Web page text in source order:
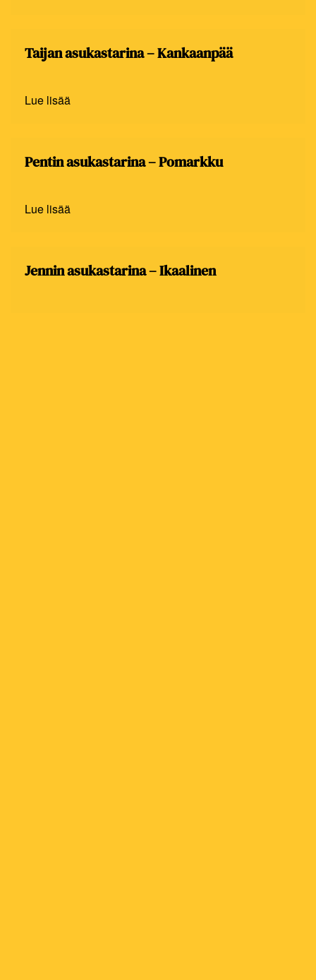
Taijan asukastarina – Kankaanpää
Lue lisää
Pentin asukastarina – Pomarkku
Lue lisää
Jennin asukastarina – Ikaalinen